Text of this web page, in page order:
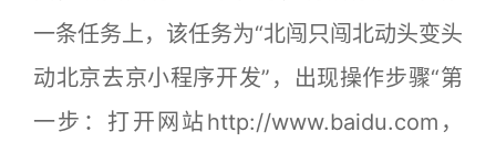
一条任务上，该任务为“北闯只闯北动头变头
动北京去京小程序开发”，出现操作步骤“第
一步：打开网站http://www.baidu.com，